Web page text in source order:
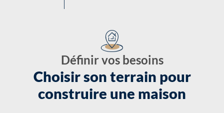
Définir vos besoins
Choisir son terrain pour
construire une maison